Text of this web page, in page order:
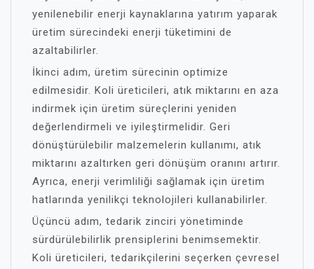
yenilenebilir enerji kaynaklarına yatırım yaparak
üretim sürecindeki enerji tüketimini de
azaltabilirler.
İkinci adım, üretim sürecinin optimize
edilmesidir. Koli üreticileri, atık miktarını en aza
indirmek için üretim süreçlerini yeniden
değerlendirmeli ve iyileştirmelidir. Geri
dönüştürülebilir malzemelerin kullanımı, atık
miktarını azaltırken geri dönüşüm oranını artırır.
Ayrıca, enerji verimliliği sağlamak için üretim
hatlarında yenilikçi teknolojileri kullanabilirler.
Üçüncü adım, tedarik zinciri yönetiminde
sürdürülebilirlik prensiplerini benimsemektir.
Koli üreticileri, tedarikçilerini seçerken çevresel